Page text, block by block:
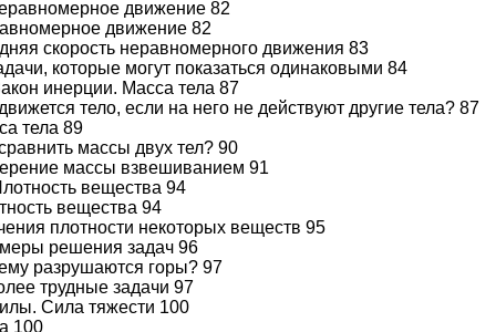
движение 82
движение 82
скорость неравномерного движения 83
которые могут показаться одинаковыми 84
инерции. Масса тела 87
тело, если на него не действуют другие тела? 87
тела 89
массы двух тел? 90
массы взвешиванием 91
вещества 94
вещества 94
плотности некоторых веществ 95
решения задач 96
разрушаются горы? 97
трудные задачи 97
Сила тяжести 100
100